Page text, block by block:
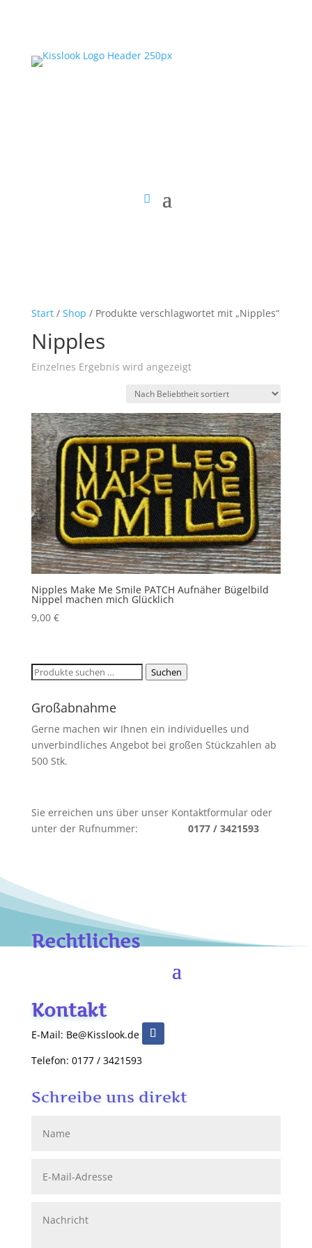
Start/ Shop / Produkte verschlagwortet mit „Nipples“
Nipples
Einzelnes Ergebnis wird angezeigt
Nipples Make Me Smile PATCH Aufnäher Bügelbild
Nippel machen mich Glücklich
9,00 €
Suchen
Suchen
Großabnahme
Gerne machen wir Ihnen ein individuelles und
unverbindliches Angebot bei großen Stückzahlen ab
500 Stk.
Sie erreichen uns über unser Kontaktformular oder
unter der Rufnummer: 0177 / 3421593
Rechtliches
Kontakt
E-Mail: Be@Kisslook.de
Telefon: 0177 / 3421593
Schreibe uns direkt